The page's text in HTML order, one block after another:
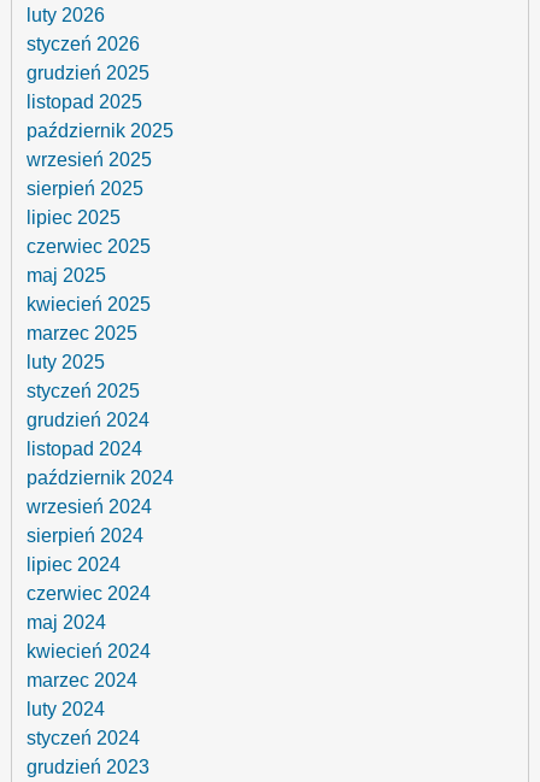
luty 2026
styczeń 2026
grudzień 2025
listopad 2025
październik 2025
wrzesień 2025
sierpień 2025
lipiec 2025
czerwiec 2025
maj 2025
kwiecień 2025
marzec 2025
luty 2025
styczeń 2025
grudzień 2024
listopad 2024
październik 2024
wrzesień 2024
sierpień 2024
lipiec 2024
czerwiec 2024
maj 2024
kwiecień 2024
marzec 2024
luty 2024
styczeń 2024
grudzień 2023